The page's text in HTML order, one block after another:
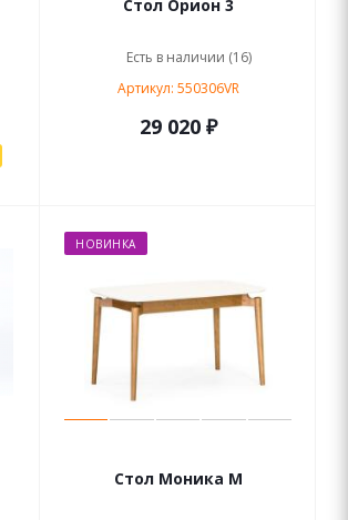
Стол Орион 3
Есть в наличии (16)
Артикул: 550306VR
29 020 ₽
НОВИНКА
Стол Моника М